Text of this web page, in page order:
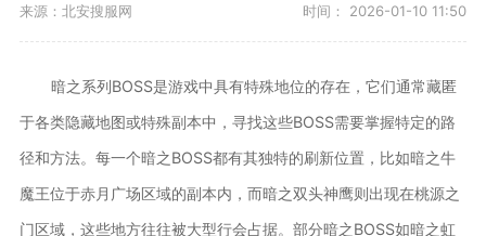
来源：北安搜服网 时间： 2026-01-10 11:50
暗之系列BOSS是游戏中具有特殊地位的存在，它们通常藏匿
于各类隐藏地图或特殊副本中，寻找这些BOSS需要掌握特定的路
径和方法。每一个暗之BOSS都有其独特的刷新位置，比如暗之牛
魔王位于赤月广场区域的副本内，而暗之双头神鹰则出现在桃源之
门区域，这些地方往往被大型行会占据。部分暗之BOSS如暗之虹